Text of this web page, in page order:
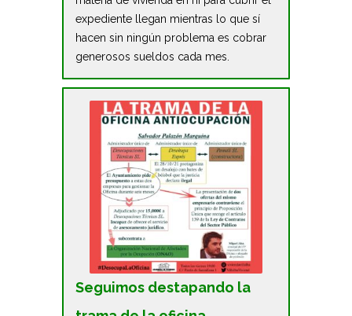
expediente llegan mientras lo que sí
hacen sin ningún problema es cobrar
generosos sueldos cada mes.
Seguimos destapando la